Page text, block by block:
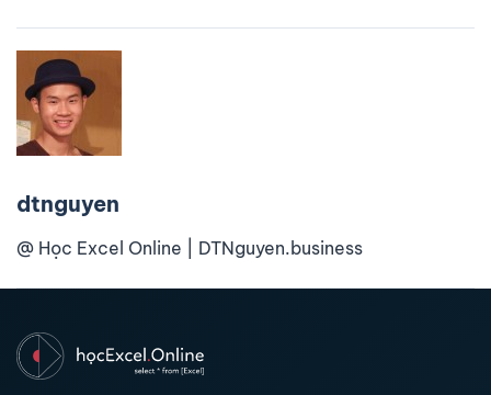
dtnguyen
@ Học Excel Online | DTNguyen.business